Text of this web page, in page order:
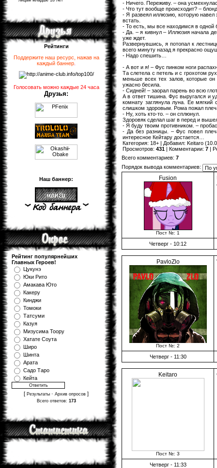
Рейтинги
Поддержите наш ресурс, нажав на
каждый баннер
Голосовать можно каждые 24 часа
Друзья:
Наш баннер:
Рейтинг популярнейших
Главных Героев!
Цукунэ
Юки Рито
Амакава Юто
Какеру
Кинджи
Томоки
Татсуми
Казуя
Мизуcима Тоору
Хатате Соута
Широ
Шинта
Арата
Садо Таро
Кейта
[ Результаты · Архив опросов ]
Всего ответов: 173
- Ничего. Переживу. – она
- Что тут вообще происходит? –
- Я развеял иллюзию, которую
встать.
- То есть, мы все находимся в одной
- Да. – я кивнул – Иллюзия начала
уже ждет.
Развернувшись, я потопал к
всего минуту назад я прекрасно
- Надо спешить…
- А вот и я! – Фус пинком ноги
Та слетела с петель и с грохотом
меньше всех тех залов, которые он
ужасно бесила.
- Сидней! – заорал парень во всю
А в ответ тишина. Фус выругался и
комнату заглянула луна. Ее
слишком здоровым. Рома пожал
- Ну, хоть кто-то. – он сплюнул.
Здоровяк сделал шаг в перед и
- Я буду твоим противником. –
- Да без разницы. – Фус повел
интересное Кейтару достается…
Категория: 18+ | Добавил: Keitaro
Просмотров: 431 | Комментарии: 7 |
Всего комментариев: 7
Порядок вывода комментариев:
Fusion
Пост №: 1
Четверг - 10:12
PavloZlo
Пост №: 2
Четверг - 11:30
Keitaro
Пост №: 3
Четверг - 11:33